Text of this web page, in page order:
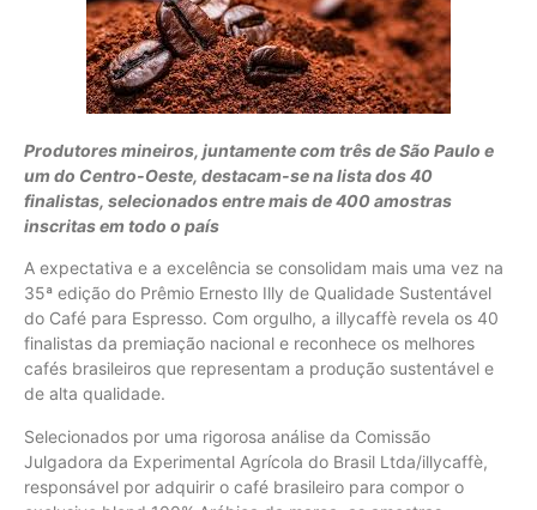
Produtores mineiros, juntamente com três de São Paulo e
um do Centro-Oeste, destacam-se na lista dos 40
finalistas, selecionados entre mais de 400 amostras
inscritas em todo o país
A expectativa e a excelência se consolidam mais uma vez na
35ª edição do Prêmio Ernesto Illy de Qualidade Sustentável
do Café para Espresso. Com orgulho, a illycaffè revela os 40
finalistas da premiação nacional e reconhece os melhores
cafés brasileiros que representam a produção sustentável e
de alta qualidade.
Selecionados por uma rigorosa análise da Comissão
Julgadora da Experimental Agrícola do Brasil Ltda/illycaffè,
responsável por adquirir o café brasileiro para compor o